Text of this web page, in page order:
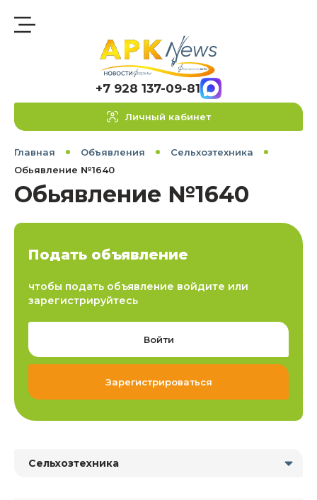
+7 928 137-09-81
Личный кабинет
Главная Объявления
Сельхозтехника
Обьявление №1640
Обьявление №1640
Подать объявление
чтобы подать объявление войдите или
зарегистрируйтесь
Войти
Зарегистрироваться
Сельхозтехника